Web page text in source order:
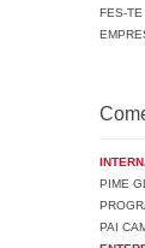
FES-TE
PIME
PAI